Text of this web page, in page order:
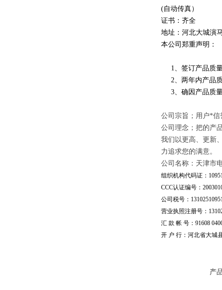
(自动传真）
证书：齐全
地址：河北大城演
本公司郑重声明：
1、签订产品质量
2、两年内产品质
3、确因产品质量
公司宗旨；用户*
公司理念；把的产
我们以更高、更新
力追求您的满意。
公司名称：天津市
组织机构代码证：
CCC认证编号：
公司税号：
营业执照注册号：
汇 款 帐 号：91608
开 户 行：河北省大城
产